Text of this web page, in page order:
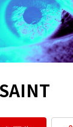
SAINT